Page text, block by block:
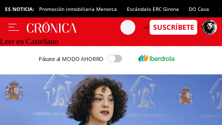
ES NOTICIA: Promoción inmobiliaria Menorca Escándalo ERC Girona DO Cava
Leer en Castellano
Pásate al MODO AHORRO